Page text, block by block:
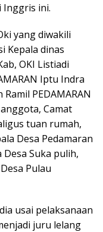
Inggris ini.
yang diwakili
Kepala dinas
OKI Listiadi
Iptu Indra
PEDAMARAN
Camat
tuan rumah,
Desa Pedamaran
Desa Suka pulih,
Pulau
usai pelaksanaan
juru lelang